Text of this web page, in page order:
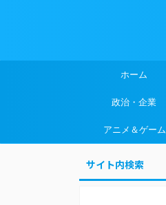
ホーム
政治・企業
アニメ＆ゲーム
サイト内検索